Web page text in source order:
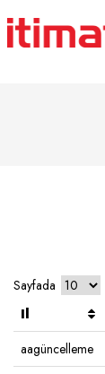
Sayfada
Il
aagüncelleme